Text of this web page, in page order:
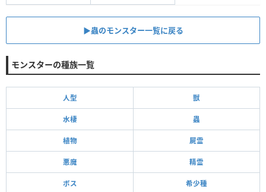
▶︎蟲のモンスター一覧に戻る
モンスターの種族一覧
人型 獣
水棲 蟲
植物 屍霊
悪魔 精霊
ボス 希少種